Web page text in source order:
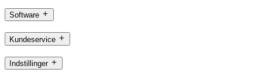
Software
Kundeservice
Indstillinger